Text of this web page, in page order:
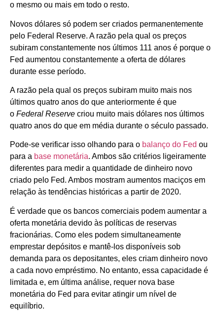
o mesmo ou mais em todo o resto.
Novos dólares só podem ser criados permanentemente
pelo Federal Reserve. A razão pela qual os preços
subiram constantemente nos últimos 111 anos é porque o
Fed aumentou constantemente a oferta de dólares
durante esse período.
A razão pela qual os preços subiram muito mais nos
últimos quatro anos do que anteriormente é que
o Federal Reserve criou muito mais dólares nos últimos
quatro anos do que em média durante o século passado.
Pode-se verificar isso olhando para o balanço do Fed ou
para a base monetária. Ambos são critérios ligeiramente
diferentes para medir a quantidade de dinheiro novo
criado pelo Fed. Ambos mostram aumentos maciços em
relação às tendências históricas a partir de 2020.
É verdade que os bancos comerciais podem aumentar a
oferta monetária devido às políticas de reservas
fracionárias. Como eles podem simultaneamente
emprestar depósitos e mantê-los disponíveis sob
demanda para os depositantes, eles criam dinheiro novo
a cada novo empréstimo. No entanto, essa capacidade é
limitada e, em última análise, requer nova base
monetária do Fed para evitar atingir um nível de
equilíbrio.